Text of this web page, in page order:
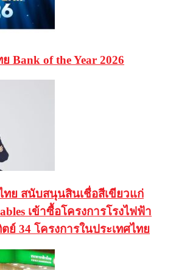
Bank of the Year 2026
ทย สนับสนุนสินเชื่อสีเขียวแก่
เข้าซื้อโครงการโรงไฟฟ้า
ย์ 34 โครงการในประเทศไทย